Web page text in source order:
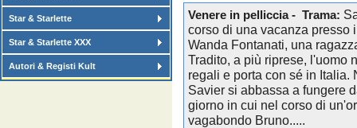
Star & Starlette
Star & Starlette XXX
Autori & Registi Kult
Venere in pelliccia - Trama:
corso di una vacanza presso
Wanda Fontanati, una
Tradito, a più riprese, l'uomo
regali e porta con sé in
Savier si abbassa a fungere
giorno in cui nel corso di
vagabondo Bruno.....